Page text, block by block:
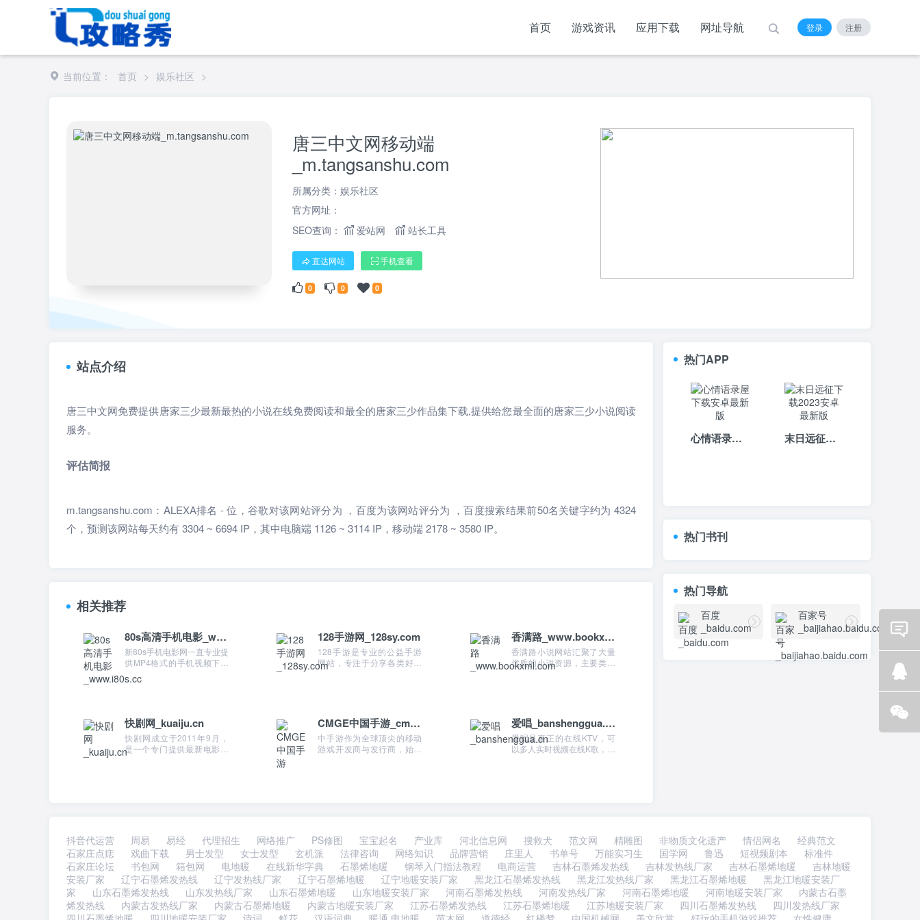
首页 游戏资讯 应用下载 网址导航 登录 注册
当前位置： 首页 > 娱乐社区 >
唐三中文网移动端
_m.tangsanshu.com
所属分类： 娱乐社区
官方网址：
SEO查询：
爱站网 站长工具
直达网站 手机查看
0 0 0
站点介绍
唐三中文网免费提供唐家三少最新最热的小说在线免费阅读和最全的唐家三少作品集下载,提供给您最全面的唐家三少小说阅读
服务。
评估简报
m.tangsanshu.com：ALEXA排名 - 位，谷歌对该网站评分为 ，百度为该网站评分为 ，百度搜索结果前50名关键字约为 4324
个，预测该网站每天约有 3304 ~ 6694 IP，其中电脑端 1126 ~ 3114 IP，移动端 2178 ~ 3580 IP。
相关推荐
80s高清手机电影_www.i80s.cc
新80s手机电影网一直专业提
供MP4格式的手机视频下载
影迅雷下载、mp4手机电
128手游网_128sy.com
128手游是专业的公益手游
网站，专注于分享各类好玩
的手游、福利手游、破解手
香满路_www.bookxml.com
香满路小说网站汇聚了大量
优质的小说资源，主要类型
包括玄幻魔法小说、武侠修
快剧网_kuaiju.cn
快剧网成立于2011年9月，
是一个专门提供最新电影、
电视剧剧情介绍的网站。提
CMGE中国手游_cmge.com
中手游作为全球顶尖的移动
游戏开发商与发行商，始终
爱唱_banshenggua.cn
爱唱是真正的在线KTV，可
以多人实时视频在线K歌，提
热门APP
心情语录屋下载安卓最新版 末日远征下载2023安卓最新版
热门书刊
热门导航
百度
_baidu.com
百家号
_baijiahao.baidu.com
抖音代运营 周易 易经 代理招生 网络推广 PS修图 宝宝起名 产业库 河北信息网 搜救犬 范文网 精雕图 非物质文化遗产 情侣网名
经典范文
石家庄点痣
戏曲下载 男士发型 女士发型 玄机派 法律咨询 网络知识 品牌营销 庄里人 书单号 万能实习生 国学网 鲁迅 短视频剧本
标准件
石家庄论坛
书包网 箱包网 电地暖 在线新华字典 石墨烯地暖 钢琴入门指法教程 电商运营 吉林石墨烯发热线 吉林发热线厂家 吉林石墨烯地暖
吉林地暖
安装厂家
辽宁石墨烯发热线 辽宁发热线厂家 辽宁石墨烯地暖 辽宁地暖安装厂家 黑龙江石墨烯发热线 黑龙江发热线厂家 黑龙江石墨烯地暖
黑龙江地暖安装厂
家
山东石墨烯发热线 山东发热线厂家 山东石墨烯地暖 山东地暖安装厂家 河南石墨烯发热线 河南发热线厂家 河南石墨烯地暖 河南地暖安装厂家
内蒙古石墨
烯发热线
内蒙古发热线厂家 内蒙古石墨烯地暖 内蒙古地暖安装厂家 江苏石墨烯发热线 江苏石墨烯地暖 江苏地暖安装厂家 四川石墨烯发热线
四川发热线厂家
Email
咨询
Q Q
咨询